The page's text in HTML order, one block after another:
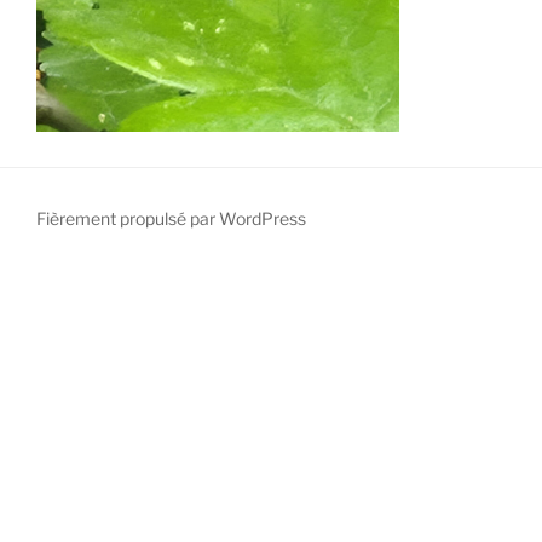
Fièrement propulsé par WordPress